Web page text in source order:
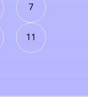
7
11